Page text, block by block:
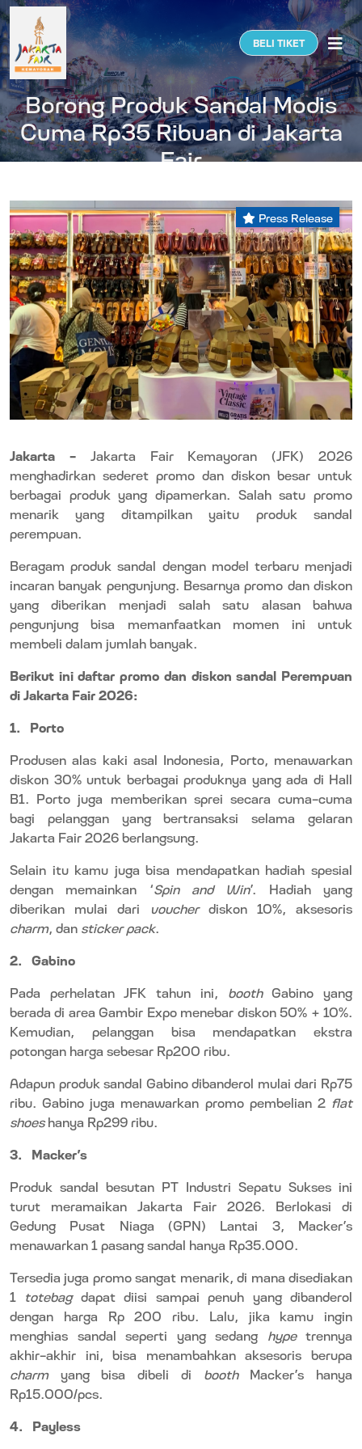
BELI TIKET
Borong Produk Sandal Modis
Cuma Rp35 Ribuan di Jakarta
Fair
Press Release
Jakarta –
Jakarta Fair Kemayoran (JFK) 2026
menghadirkan sederet promo dan diskon besar untuk
berbagai produk yang dipamerkan. Salah satu promo
menarik yang ditampilkan yaitu produk sandal
perempuan.
Beragam produk sandal dengan model terbaru menjadi
incaran banyak pengunjung. Besarnya promo dan diskon
yang diberikan menjadi salah satu alasan bahwa
pengunjung bisa memanfaatkan momen ini untuk
membeli dalam jumlah banyak.
Berikut ini daftar promo dan diskon sandal Perempuan
di Jakarta Fair 2026:
1.
Porto
Produsen alas kaki asal Indonesia, Porto, menawarkan
diskon 30% untuk berbagai produknya yang ada di Hall
B1. Porto juga memberikan sprei secara cuma-cuma
bagi pelanggan yang bertransaksi selama gelaran
Jakarta Fair 2026 berlangsung.
Selain itu kamu juga bisa mendapatkan hadiah spesial
dengan memainkan ‘Spin and Win’. Hadiah yang
diberikan mulai dari
voucher diskon 10%, aksesoris
charm, dan sticker pack.
2.
Gabino
Pada perhelatan JFK tahun ini, boothGabino yang
berada di area Gambir Expo menebar diskon 50% + 10%.
Kemudian, pelanggan bisa mendapatkan ekstra
potongan harga sebesar Rp200 ribu.
Adapun produk sandal Gabino dibanderol mulai dari Rp75
ribu. Gabino juga menawarkan promo pembelian 2 flat
shoeshanya Rp299 ribu.
3.
Macker’s
Produk sandal besutan PT Industri Sepatu Sukses ini
turut meramaikan Jakarta Fair 2026. Berlokasi di
Gedung Pusat Niaga (GPN) Lantai 3, Macker’s
menawarkan 1 pasang sandal hanya Rp35.000.
Tersedia juga promo sangat menarik, di mana disediakan
1 totebagdapat diisi sampai penuh yang dibanderol
dengan harga Rp 200 ribu. Lalu, jika kamu ingin
menghias sandal seperti yang sedang hype trennya
akhir-akhir ini, bisa menambahkan aksesoris berupa
charmyang bisa dibeli di booth Macker’s hanya
Rp15.000/pcs.
4.
Payless